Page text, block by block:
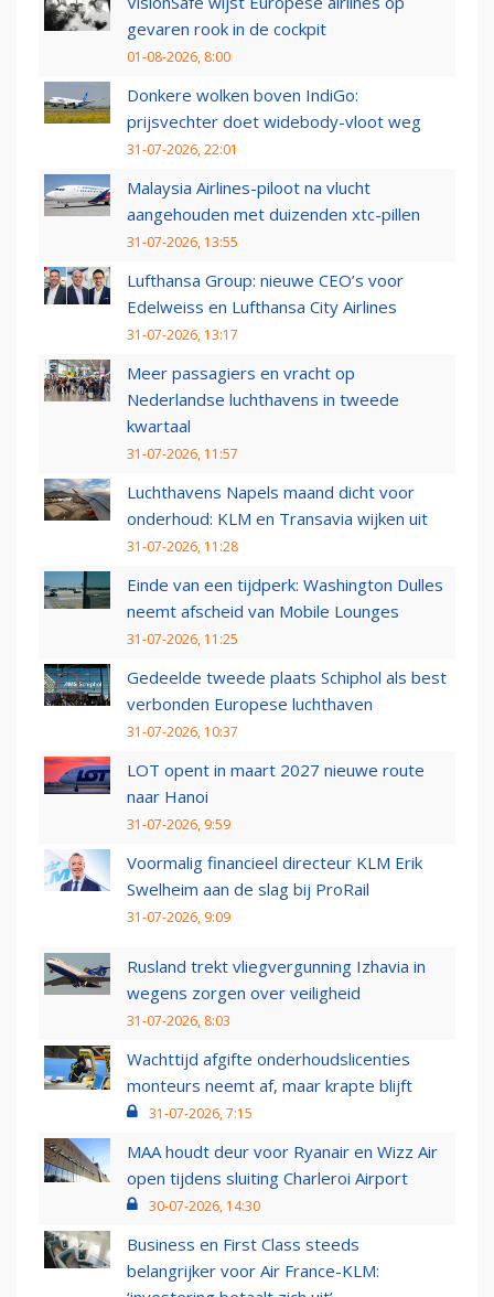
gevaren rook in de cockpit
01-08-2026, 8:00
Donkere wolken boven IndiGo:
prijsvechter doet widebody-vloot weg
31-07-2026, 22:01
Malaysia Airlines-piloot na vlucht
aangehouden met duizenden xtc-pillen
31-07-2026, 13:55
Lufthansa Group: nieuwe CEO’s voor
Edelweiss en Lufthansa City Airlines
31-07-2026, 13:17
Meer passagiers en vracht op
Nederlandse luchthavens in tweede
kwartaal
31-07-2026, 11:57
Luchthavens Napels maand dicht voor
onderhoud: KLM en Transavia wijken uit
31-07-2026, 11:28
Einde van een tijdperk: Washington Dulles
neemt afscheid van Mobile Lounges
31-07-2026, 11:25
Gedeelde tweede plaats Schiphol als best
verbonden Europese luchthaven
31-07-2026, 10:37
LOT opent in maart 2027 nieuwe route
naar Hanoi
31-07-2026, 9:59
Voormalig financieel directeur KLM Erik
Swelheim aan de slag bij ProRail
31-07-2026, 9:09
Rusland trekt vliegvergunning Izhavia in
wegens zorgen over veiligheid
31-07-2026, 8:03
Wachttijd afgifte onderhoudslicenties
monteurs neemt af, maar krapte blijft
31-07-2026, 7:15
MAA houdt deur voor Ryanair en Wizz Air
open tijdens sluiting Charleroi Airport
30-07-2026, 14:30
Business en First Class steeds
belangrijker voor Air France-KLM: